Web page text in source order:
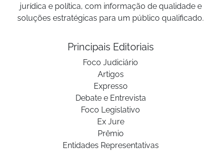
jurídica e política, com informação de qualidade e
soluções estratégicas para um público qualificado.
Principais Editoriais
Foco Judiciário
Artigos
Expresso
Debate e Entrevista
Foco Legislativo
Ex Jure
Prêmio
Entidades Representativas